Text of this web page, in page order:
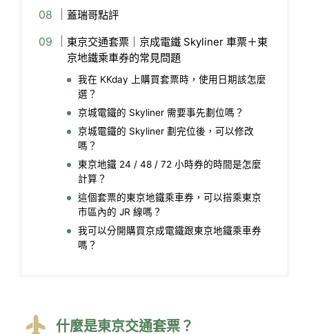
蓋瑞哥點評
東京交通套票｜京成電鐵 Skyliner 車票＋東
京地鐵乘車券的常見問題
我在 KKday 上購買套票時，使用日期該怎麼
選？
京城電鐵的 Skyliner 需要事先劃位嗎？
京城電鐵的 Skyliner 劃完位後，可以修改
嗎？
東京地鐵 24 / 48 / 72 小時券的時間是怎麼
計算？
這個套票的東京地鐵乘車券，可以搭乘東京
市區內的 JR 線嗎？
我可以分開購買京成電鐵跟東京地鐵乘車券
嗎？
什麼是東京交通套票？